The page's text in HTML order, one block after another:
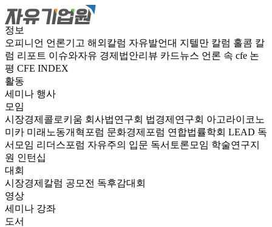
정보
오피니언 언론기고 해외칼럼 자유발언대 지텔만 칼럼 홀콤 칼
럼 리포트 이슈와자유 경제법안리뷰 카드뉴스 언론 속 cfe 논
평 CFE INDEX
활동
세미나 행사
모임
시장경제콜로키움 회사법연구회 법경제연구회 아고라이코노
미카 미래노동개혁포럼 문화경제포럼 연합법률학회 LEAD 독
서모임 리더스포럼 자유주의 입문 독서토론모임 학술연구지
원 인턴십
대회
시장경제칼럼 공모전 독후감대회
영상
세미나 강좌
도서